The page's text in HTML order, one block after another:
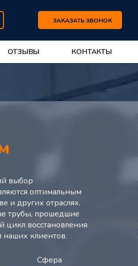
ЗАКАЗАТЬ ЗВОНОК
ОТЗЫВЫ КОНТАКТЫ
выбор
оптимальным
и других отраслях.
трубы, прошедшие
цикл восстановления
наших клиентов.
Сфера